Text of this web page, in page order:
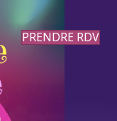
PRENDRE RDV